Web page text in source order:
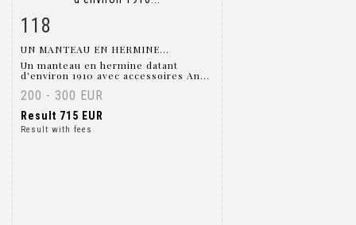
Item detail
118
UN MANTEAU EN HERMINE...
Un manteau en hermine datant
d'environ 1910 avec accessoires An...
200 - 300 EUR
Result 715 EUR
Result with fees